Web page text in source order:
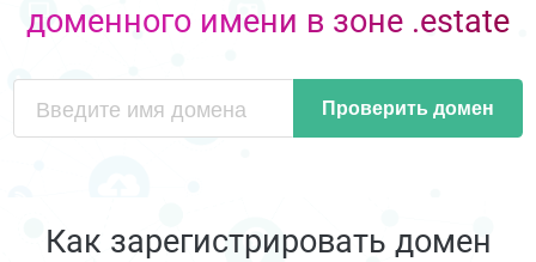
доменного имени в зоне .estate
Проверить домен
Как зарегистрировать домен